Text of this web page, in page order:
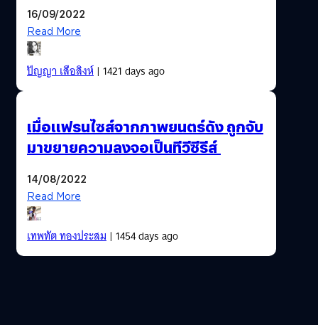
16/09/2022
Read More
ปัญญา เสือสิงห์| 1421 days ago
เมื่อแฟรนไซส์จากภาพยนตร์ดัง ถูกจับ
มาขยายความลงจอเป็นทีวีซีรีส์
14/08/2022
Read More
เทพทัต ทองประสม| 1454 days ago